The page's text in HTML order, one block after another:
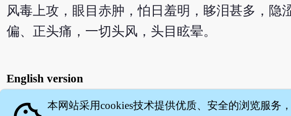
风毒上攻，眼目赤肿，怕日羞明，眵泪甚多，隐
偏、正头痛，一切头风，头目眩晕。
English version
本网站采用cookies技术提供优质、安全的浏览服务